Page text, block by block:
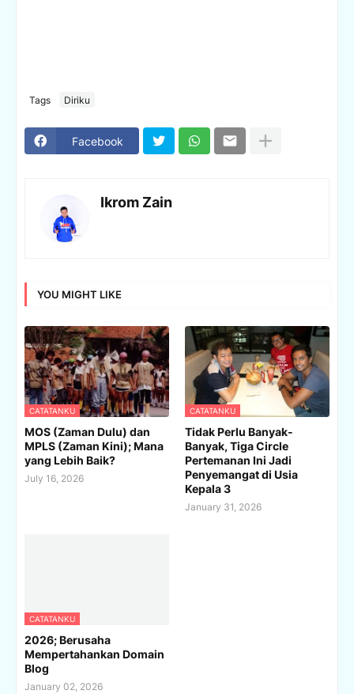
Tags Diriku
Facebook
Ikrom Zain
YOU MIGHT LIKE
CATATANKU
MOS (Zaman Dulu) dan
MPLS (Zaman Kini); Mana
yang Lebih Baik?
July 16, 2026
CATATANKU
Tidak Perlu Banyak-
Banyak, Tiga Circle
Pertemanan Ini Jadi
Penyemangat di Usia
Kepala 3
January 31, 2026
CATATANKU
2026; Berusaha
Mempertahankan Domain
Blog
January 02, 2026